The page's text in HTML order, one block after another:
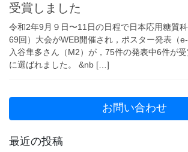
受賞しました
令和2年9月９日〜11日の日程で日本応用糖質
69回）大会がWEB開催され，ポスター発表（
入谷隼多さん（M2）が，75件の発表中6件が
に選ばれました。 &nb […]
お問い合わせ
最近の投稿